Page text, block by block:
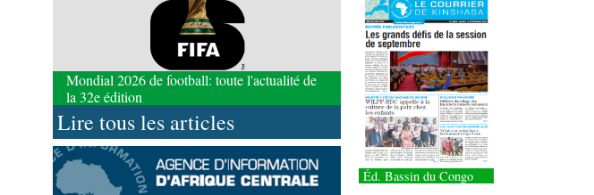
Mondial 2026 de football: toute l'actualité de
la 32e édition
Lire tous les articles
Éd. Bassin du Congo